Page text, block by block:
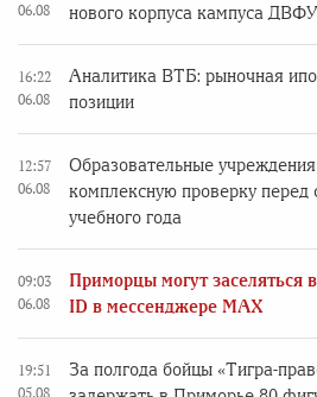
06.08
нового корпуса кампуса ДВФУ
16:22
06.08
Аналитика ВТБ: рыночная
позиции
12:57
06.08
Образовательные
комплексную проверку перед
учебного года
09:03
06.08
Приморцы могут заселяться
ID в мессенджере MAX
19:51
05.08
За полгода бойцы «Тигра-